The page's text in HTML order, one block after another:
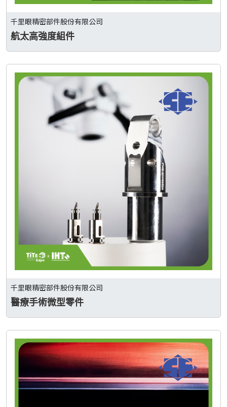
千里眼精密部件股份有限公司
航太高強度組件
千里眼精密部件股份有限公司
醫療手術微型零件